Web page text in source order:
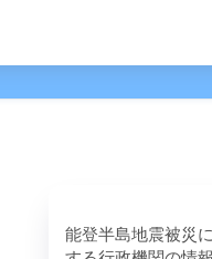
能登半島地震被災